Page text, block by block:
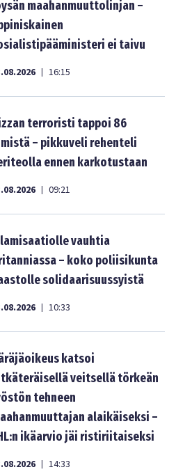
maahanmuuttolinjan –
ei taivu
| 16:15
terroristi tappoi 86
– pikkuveli rehenteli
ennen karkotustaan
| 09:21
vauhtia
– koko poliisikunta
solidaarisuussyistä
| 10:33
katsoi
veitsellä törkeän
tehneen
alaikäiseksi –
ikäarvio jäi ristiriitaiseksi
| 14:33